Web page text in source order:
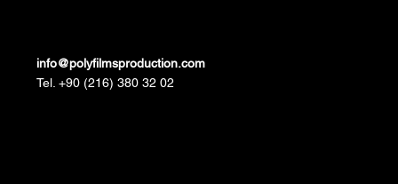
info@polyfilmsproduction.com
Tel. +90 (216) 380 32 02